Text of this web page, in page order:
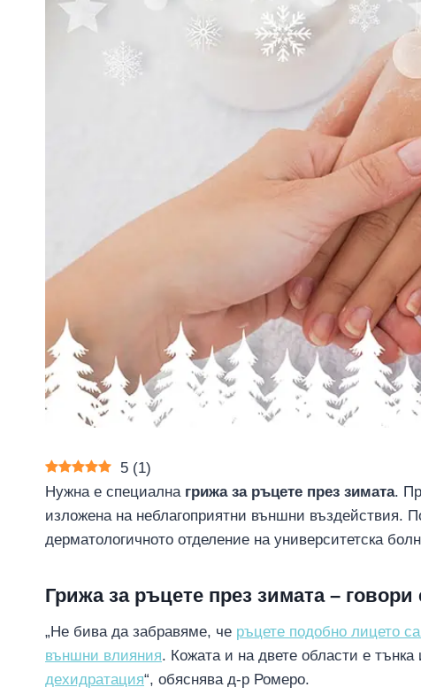
5 (1)
Нужна е специална грижа за ръцете през зимата.
изложена на неблагоприятни външни въздействия.
дерматологичното отделение на университетска
Грижа за ръцете през зимата – говори
„Не бива да забравяме, че ръцете подобно лицето
външни влияния. Кожата и на двете области е
дехидратация“, обяснява д-р Ромеро.